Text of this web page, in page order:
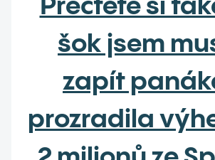
šok jsem
zapít
prozradila